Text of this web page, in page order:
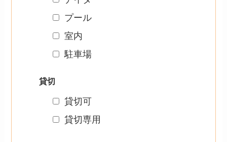
プール
室内
駐車場
貸切
貸切可
貸切専用